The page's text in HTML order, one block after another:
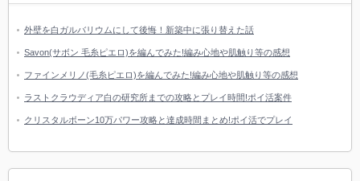
外壁を白ガルバリウムにして後悔！新築中に張り替えた話
Savon(サボン 毛糸ピエロ)を編んでみた!編み心地や肌触り等の感想
ファインメリノ(毛糸ピエロ)を編んでみた!編み心地や肌触り等の感想
ラストクラウディア白の研究所までの攻略とプレイ時間!ポイ活案件
クリスタルボーン10万パワー攻略と達成時間まとめ!ポイ活でプレイ